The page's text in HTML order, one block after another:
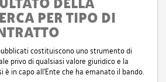
PER TIPO DI
costituiscono uno strumento di
privo di qualsiasi valore giuridico e la
è in capo all'Ente che ha emanato il bando.